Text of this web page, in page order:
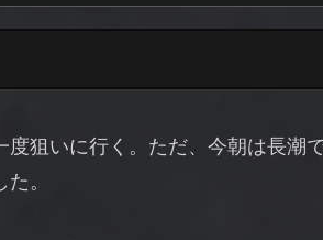
狙いに行く。ただ、今朝は長潮
。